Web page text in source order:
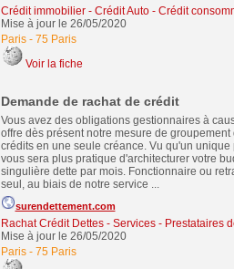
Crédit immobilier- Crédit Auto- Crédit
Mise à jour le 26/05/2020
Paris- 75 Paris
Voir la fiche
Demande de rachat de crédit
Vous avez des obligations gestionnaires à
offre dès présent notre mesure de
crédits en une seule créance. Vu qu'un
vous sera plus pratique d'architecturer votre
singulière dette par mois. Fonctionnaire ou
seul, au biais de notre service ...
surendettement.com
Rachat Crédit Dettes- Services - Prestataires
Mise à jour le 26/05/2020
Paris- 75 Paris